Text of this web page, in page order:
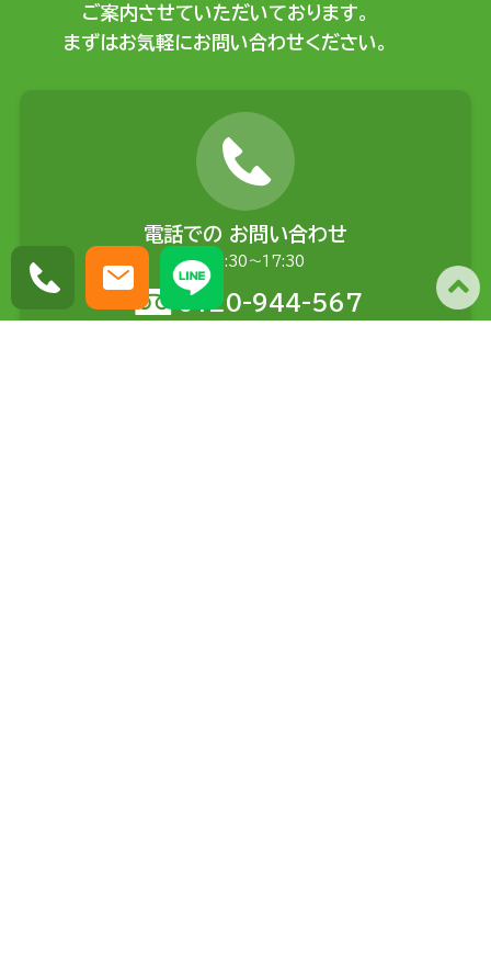
ご案内させていただいております。
まずはお気軽にお問い合わせください。
電話での お問い合わせ
平日9:30〜17:30
0120-944-567